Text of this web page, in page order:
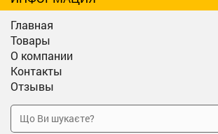
Главная
Товары
О компании
Контакты
Отзывы